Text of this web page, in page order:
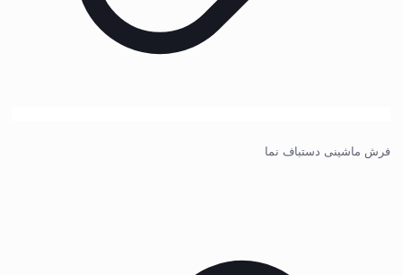
فرش ماشینی دستباف نما